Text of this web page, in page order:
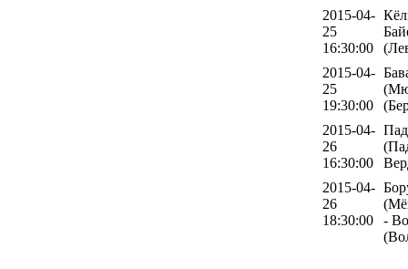
2015-04-
25
16:30:00
2015-04-
25
19:30:00
2015-04-
26
16:30:00
2015-04-
26
18:30:00
-